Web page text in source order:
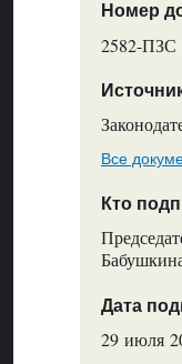
Номер
2582-ПЗС
Все
Кто
Дата
29 июля